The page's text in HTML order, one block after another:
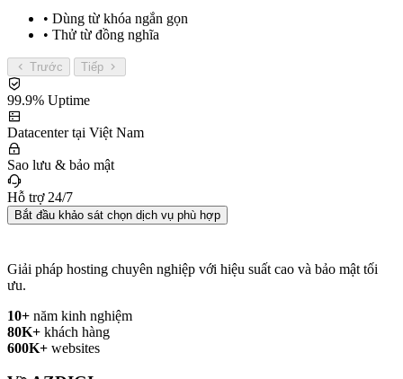
• Dùng từ khóa ngắn gọn
• Thử từ đồng nghĩa
Trước Tiếp
99.9% Uptime
Datacenter tại Việt Nam
Sao lưu & bảo mật
Hỗ trợ 24/7
Bắt đầu khảo sát chọn dịch vụ phù hợp
Giải pháp hosting chuyên nghiệp với hiệu suất cao và bảo mật tối
ưu.
10+ năm kinh nghiệm
80K+ khách hàng
600K+ websites